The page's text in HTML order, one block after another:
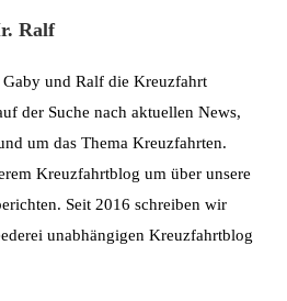
Ralf
und Ralf die Kreuzfahrt
der Suche nach aktuellen News,
um das Thema Kreuzfahrten.
Kreuzfahrtblog um über unsere
Seit 2016 schreiben wir
unabhängigen Kreuzfahrtblog